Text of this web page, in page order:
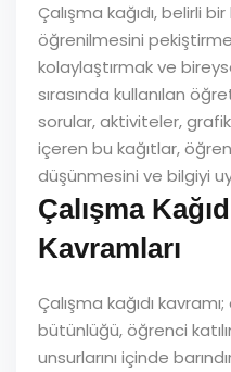
Çalışma kağıdı, belirli
öğrenilmesini
kolaylaştırmak ve
sırasında kullanılan
sorular, aktiviteler,
içeren bu kağıtlar,
düşünmesini ve bilgiyi
Çalışma
Kavramları
Çalışma kağıdı
bütünlüğü, öğrenci
unsurlarını içinde